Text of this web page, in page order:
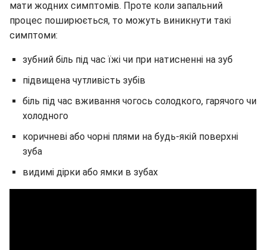
мати жодних симптомів. Проте коли запальний
процес поширюється, то можуть виникнути такі
симптоми:
зубний біль під час їжі чи при натисненні на зуб
підвищена чутливість зубів
біль під час вживання чогось солодкого, гарячого чи
холодного
коричневі або чорні плями на будь-якій поверхні
зуба
видимі дірки або ямки в зубах